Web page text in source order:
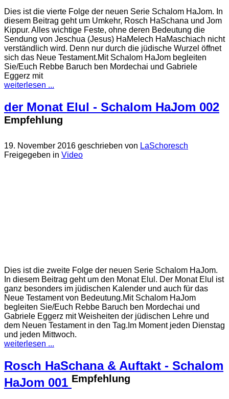
Dies ist die vierte Folge der neuen Serie Schalom HaJom. In
diesem Beitrag geht um Umkehr, Rosch HaSchana und Jom
Kippur. Alles wichtige Feste, ohne deren Bedeutung die
Sendung von Jeschua (Jesus) HaMelech HaMaschiach nicht
verständlich wird. Denn nur durch die jüdische Wurzel öffnet
sich das Neue Testament.Mit Schalom HaJom begleiten
Sie/Euch Rebbe Baruch ben Mordechai und Gabriele
Eggerz mit
weiterlesen ...
der Monat Elul - Schalom HaJom 002
Empfehlung
19. November 2016 geschrieben von LaSchoresch
Freigegeben in Video
Dies ist die zweite Folge der neuen Serie Schalom HaJom.
In diesem Beitrag geht um den Monat Elul. Der Monat Elul ist
ganz besonders im jüdischen Kalender und auch für das
Neue Testament von Bedeutung.Mit Schalom HaJom
begleiten Sie/Euch Rebbe Baruch ben Mordechai und
Gabriele Eggerz mit Weisheiten der jüdischen Lehre und
dem Neuen Testament in den Tag.Im Moment jeden Dienstag
und jeden Mittwoch.
weiterlesen ...
Rosch HaSchana & Auftakt - Schalom
HaJom 001 Empfehlung